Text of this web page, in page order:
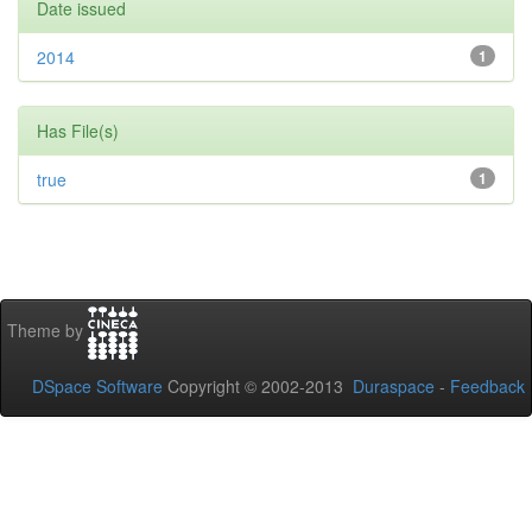
Date issued
1
2014
Has File(s)
1
true
Theme by
DSpace Software Copyright © 2002-2013 Duraspace - Feedback